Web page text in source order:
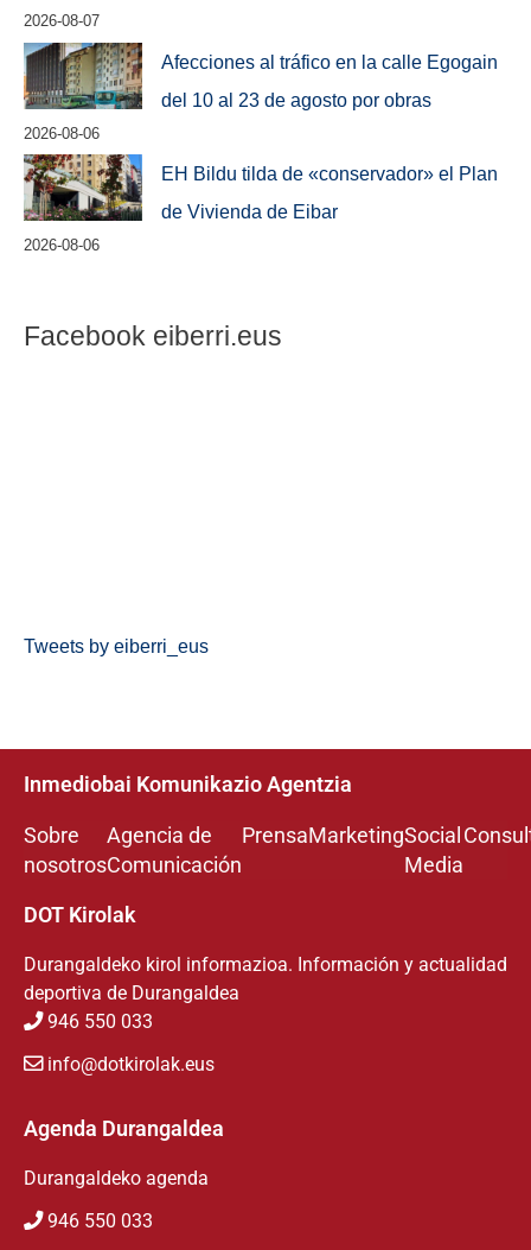
2026-08-07
Afecciones al tráfico en la calle Egogain
del 10 al 23 de agosto por obras
2026-08-06
EH Bildu tilda de «conservador» el Plan
de Vivienda de Eibar
2026-08-06
Facebook eiberri.eus
Tweets by eiberri_eus
Inmediobai Komunikazio Agentzia
Sobre
nosotros
Agencia de
Comunicación
PrensaMarketingSocial
Media
DOT Kirolak
Durangaldeko kirol informazioa. Información y actualidad
deportiva de Durangaldea
946 550 033
info@dotkirolak.eus
Agenda Durangaldea
Durangaldeko agenda
946 550 033